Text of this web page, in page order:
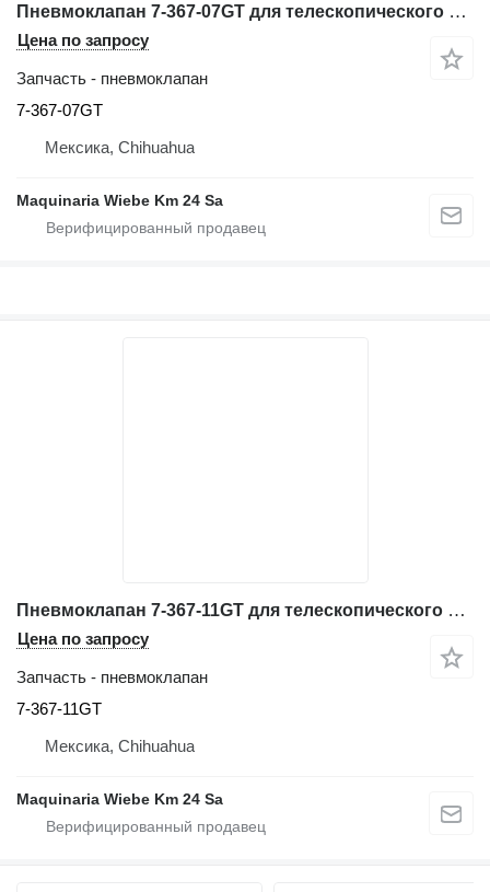
Пневмоклапан 7-367-07GT для телескопического погрузчика Genie GTH-636
Цена по запросу
Запчасть - пневмоклапан
7-367-07GT
Мексика, Chihuahua
Maquinaria Wiebe Km 24 Sa
Пневмоклапан 7-367-11GT для телескопического погрузчика Genie GTH-636
Цена по запросу
Запчасть - пневмоклапан
7-367-11GT
Мексика, Chihuahua
Maquinaria Wiebe Km 24 Sa